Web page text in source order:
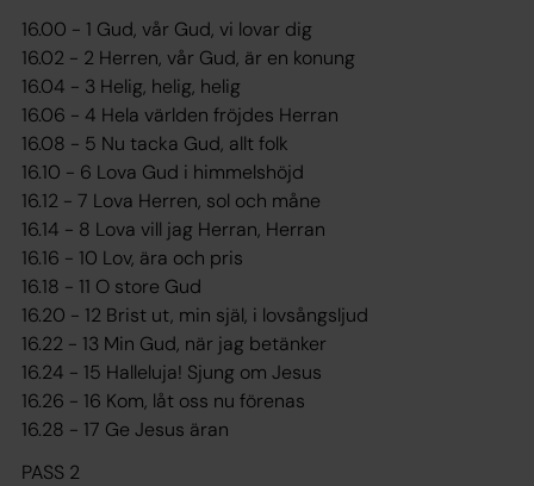
16.00 - 1 Gud, vår Gud, vi lovar dig
16.02 - 2 Herren, vår Gud, är en konung
16.04 - 3 Helig, helig, helig
16.06 - 4 Hela världen fröjdes Herran
16.08 - 5 Nu tacka Gud, allt folk
16.10 - 6 Lova Gud i himmelshöjd
16.12 - 7 Lova Herren, sol och måne
16.14 - 8 Lova vill jag Herran, Herran
16.16 - 10 Lov, ära och pris
16.18 - 11 O store Gud
16.20 - 12 Brist ut, min själ, i lovsångsljud
16.22 - 13 Min Gud, när jag betänker
16.24 - 15 Halleluja! Sjung om Jesus
16.26 - 16 Kom, låt oss nu förenas
16.28 - 17 Ge Jesus äran
PASS 2